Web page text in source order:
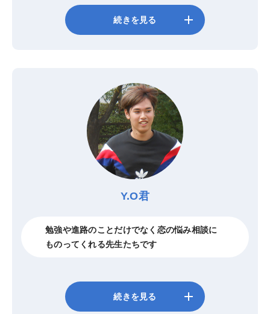
続きを見る add
Y.O君
勉強や進路のことだけでなく恋の悩み相談に
ものってくれる先生たちです
続きを見る add